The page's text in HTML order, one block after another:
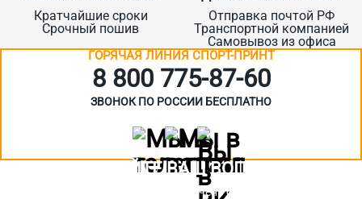
Кратчайшие сроки
Срочный пошив
Отправка почтой РФ
Транспортной компанией
Самовывоз из офиса
ГОРЯЧАЯ ЛИНИЯ СПОРТ-ПРИНТ
8 800 775‑87-60
ЗВОНОК ПО РОССИИ БЕСПЛАТНО
ЗАДАЙТЕ ВАШ ВОПРОС
Или кратко опишите ситуацию. Мы очень быстро свяжемся с вами